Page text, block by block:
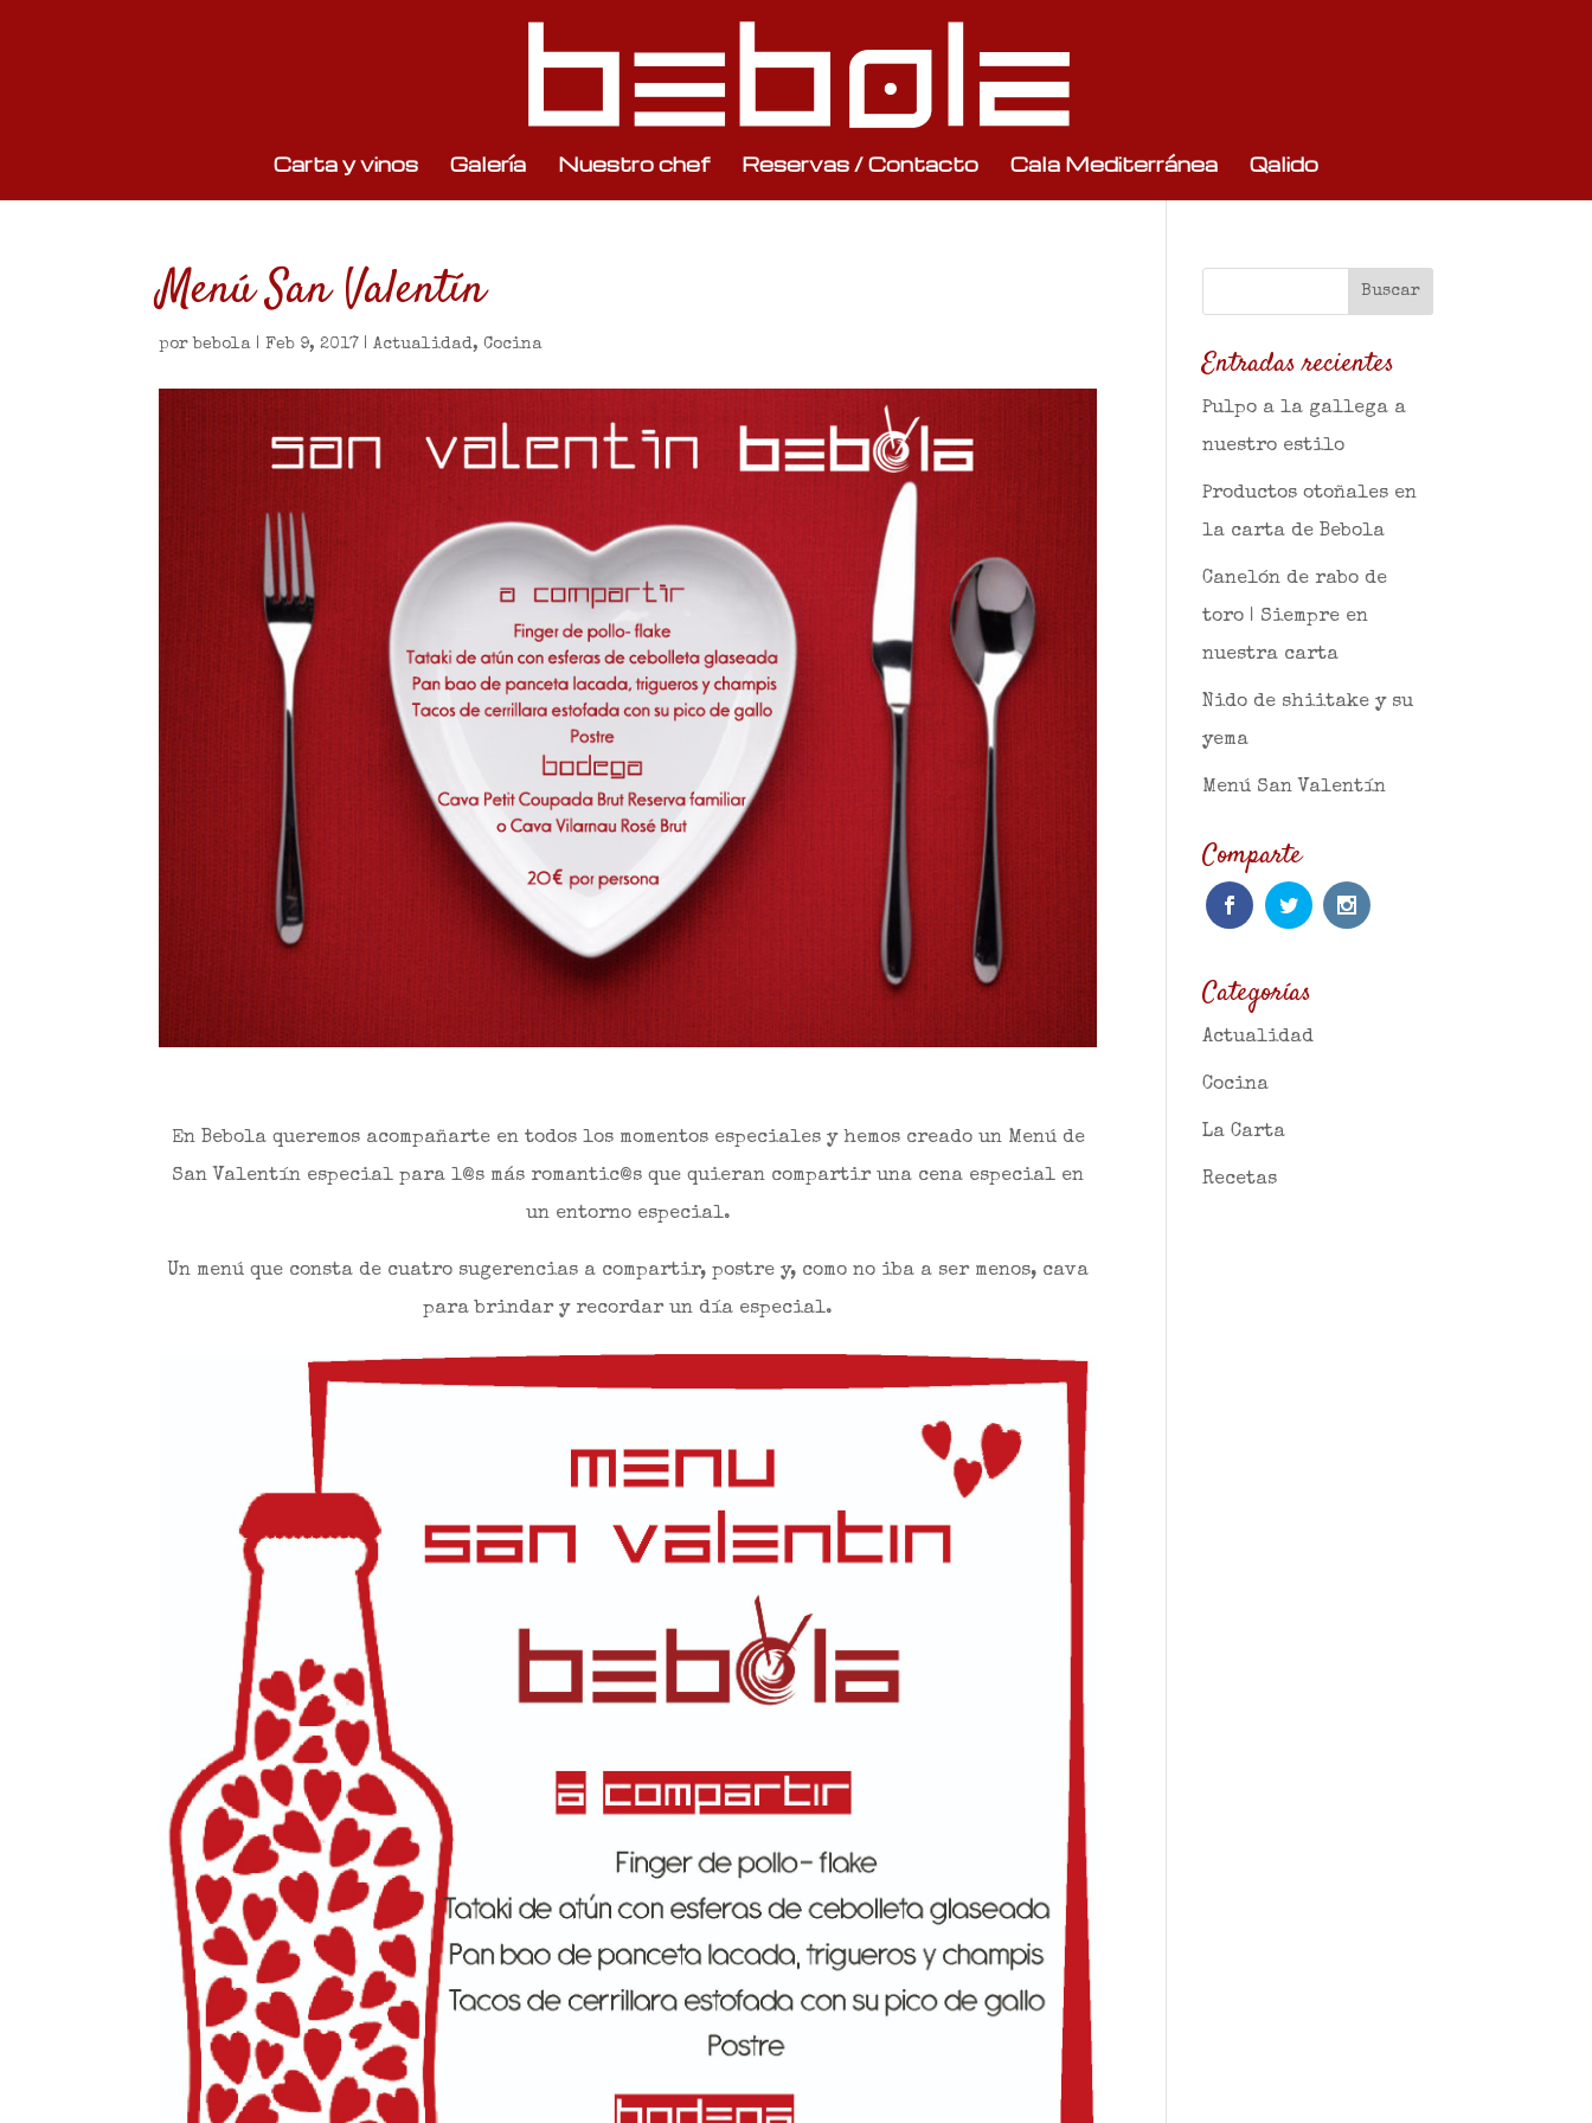
Carta y vinos Galería Nuestro chef Reservas / Contacto Cala Mediterránea Qalido
Menú San Valentín
por bebola | Feb 9, 2017 |Actualidad,Cocina
En Bebola queremos acompañarte en todos los momentos especiales y hemos creado un Menú de
San Valentín especial para l@s más romantic@s que quieran compartir una cena especial en
un entorno especial.
Un menú que consta de cuatro sugerencias a compartir, postre y, como no iba a ser menos, cava
para brindar y recordar un día especial.
Entradas recientes
Pulpo a la gallega a
nuestro estilo
Productos otoñales en
la carta de Bebola
Canelón de rabo de
toro | Siempre en
nuestra carta
Nido de shiitake y su
yema
Menú San Valentín
Comparte
Categorías
Actualidad
Cocina
La Carta
Recetas